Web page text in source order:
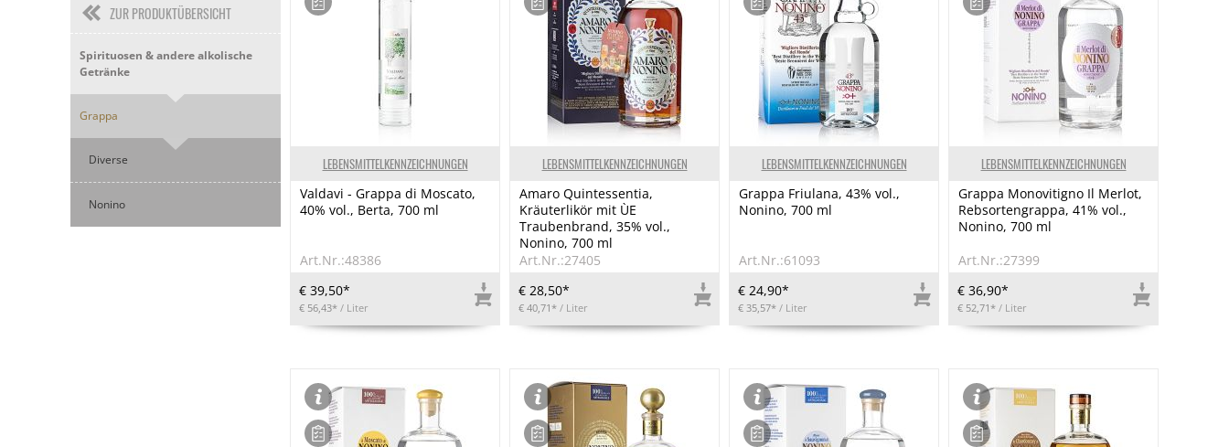
ZUR PRODUKTÜBERSICHT
Spirituosen & andere alkolische
Getränke
Grappa
Diverse
Nonino
LEBENSMITTELKENNZEICHNUNGEN
Valdavi - Grappa di Moscato,
40% vol., Berta, 700 ml
Art.Nr.:48386
€ 39,50*
€ 56,43* / Liter
LEBENSMITTELKENNZEICHNUNGEN
Amaro Quintessentia,
Kräuterlikör mit ÙE
Traubenbrand, 35% vol.,
Nonino, 700 ml
Art.Nr.:27405
€ 28,50*
€ 40,71* / Liter
LEBENSMITTELKENNZEICHNUNGEN
Grappa Friulana, 43% vol.,
Nonino, 700 ml
Art.Nr.:61093
€ 24,90*
€ 35,57* / Liter
LEBENSMITTELKENNZEICHNUNGEN
Grappa Monovitigno Il Merlot,
Rebsortengrappa, 41% vol.,
Nonino, 700 ml
Art.Nr.:27399
€ 36,90*
€ 52,71* / Liter